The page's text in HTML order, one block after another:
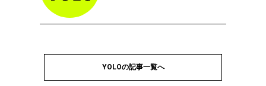
YOLOの記事一覧へ